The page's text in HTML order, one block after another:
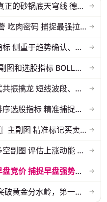
【银行提款机】主图指标 真正的砂锅底天穹线 德某通要价10万的主图核心... →
通达信小黄鱼副图/选股预警 吃肉密码 捕捉最强拉升段 源码 贴图 →
通达信〖量化加仓〗副图指标 侧重于趋势确认、量能配合与高低位反转信号... →
通达信BOLL通道突破主图副图和选股指标 BOLL通达突破追踪主力动向 源码... →
【游资操盘至尊版】多模式共振擒龙 短线波段、低位抄底、游资启动行情量... →
通达信【金刀排序】竞价排序选股指标 精准捕捉强势首板 源码 贴图 →
通达信〖鹰眼AI+九天揽月〗主副图 精准标记买卖拐点 九维因子共振过滤杂... →
通达信〖潮汐动能〗双核多空副图 评估上涨动能 量化判断多空力量的强弱... →
通达信【轮回竞价排序】早盘竞价 捕捉早盘强势起爆点 副图排序 源码 贴... →
〖绝谷腾龙〗主副选套装 突破黄金分水岭，第一根跳空金手指全套战法 →